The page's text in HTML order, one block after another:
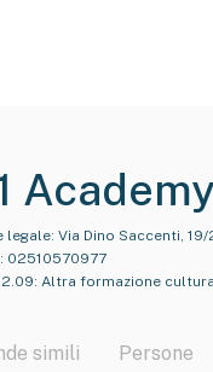
legale: Via Dino Saccenti, 19/
02510570977
: Altra formazione
simili Persone